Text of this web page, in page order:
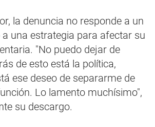
la denuncia no responde a un
a una estrategia para afectar su
"No puedo dejar de
de esto está la política,
ese deseo de separarme de
Lo lamento muchísimo",
su descargo.